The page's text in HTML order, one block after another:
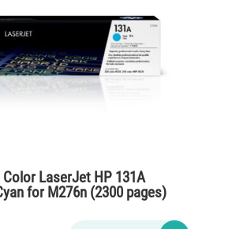
LaserJet HP 131A
for M276n (2300 pages)